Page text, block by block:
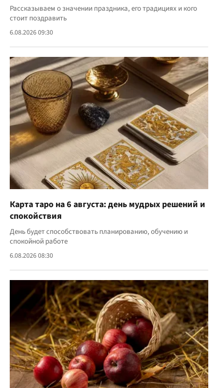
Рассказываем о значении праздника, его традициях и кого
стоит поздравить
6.08.2026 09:30
Карта таро на 6 августа: день мудрых решений и
спокойствия
День будет способствовать планированию, обучению и
спокойной работе
6.08.2026 08:30